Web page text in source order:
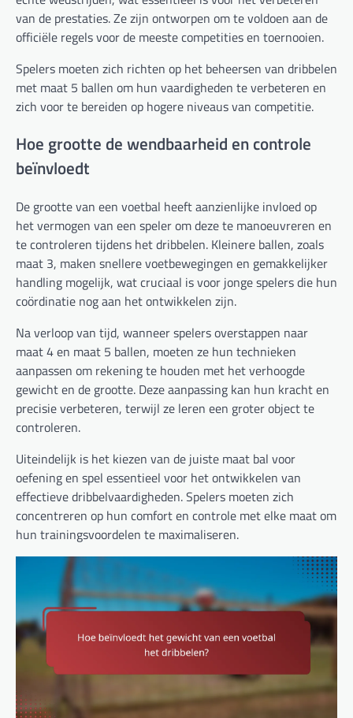
van de prestaties. Ze zijn ontworpen om te voldoen aan de
officiële regels voor de meeste competities en toernooien.
Spelers moeten zich richten op het beheersen van dribbelen
met maat 5 ballen om hun vaardigheden te verbeteren en
zich voor te bereiden op hogere niveaus van competitie.
Hoe grootte de wendbaarheid en controle
beïnvloedt
De grootte van een voetbal heeft aanzienlijke invloed op
het vermogen van een speler om deze te manoeuvreren en
te controleren tijdens het dribbelen. Kleinere ballen, zoals
maat 3, maken snellere voetbewegingen en gemakkelijker
handling mogelijk, wat cruciaal is voor jonge spelers die hun
coördinatie nog aan het ontwikkelen zijn.
Na verloop van tijd, wanneer spelers overstappen naar
maat 4 en maat 5 ballen, moeten ze hun technieken
aanpassen om rekening te houden met het verhoogde
gewicht en de grootte. Deze aanpassing kan hun kracht en
precisie verbeteren, terwijl ze leren een groter object te
controleren.
Uiteindelijk is het kiezen van de juiste maat bal voor
oefening en spel essentieel voor het ontwikkelen van
effectieve dribbelvaardigheden. Spelers moeten zich
concentreren op hun comfort en controle met elke maat om
hun trainingsvoordelen te maximaliseren.